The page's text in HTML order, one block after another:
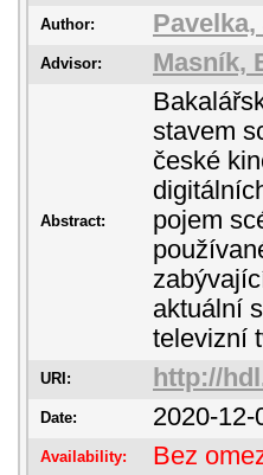
Author: Pavelka,
Advisor: Masník,
Abstract:
stavem
české
pojem
aktuální
televizní
URI: http://
Date: 2020-12-
Availability: Bez